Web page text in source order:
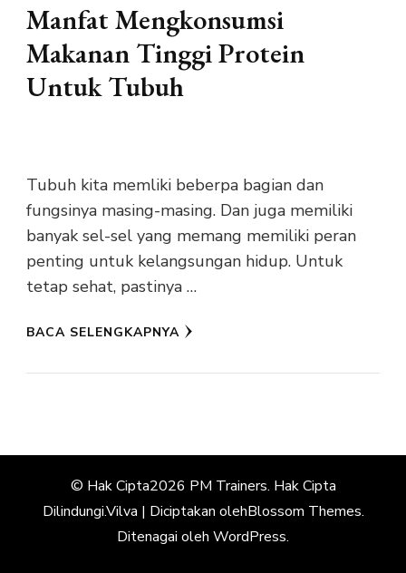
Manfat Mengkonsumsi
Makanan Tinggi Protein
Untuk Tubuh
Tubuh kita memliki beberpa bagian dan
fungsinya masing-masing. Dan juga memiliki
banyak sel-sel yang memang memiliki peran
penting untuk kelangsungan hidup. Untuk
tetap sehat, pastinya …
BACA SELENGKAPNYA
© Hak Cipta2026 PM Trainers. Hak Cipta
Dilindungi.Vilva | Diciptakan olehBlossom Themes.
Ditenagai oleh WordPress.